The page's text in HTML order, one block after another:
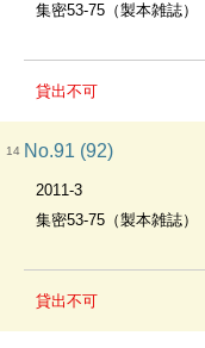
集密53-75（製本雑誌）
貸出不可
14 No.91 (92)
2011-3
集密53-75（製本雑誌）
貸出不可